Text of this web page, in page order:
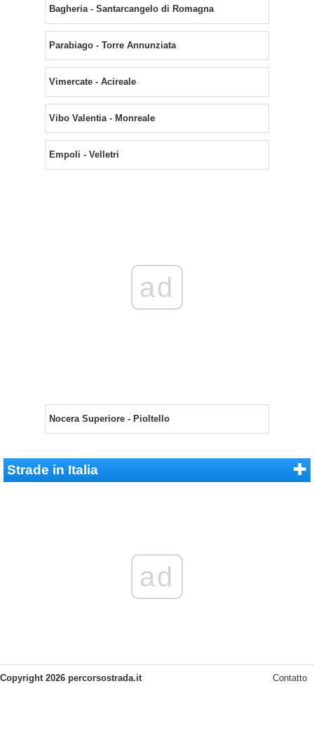
Bagheria - Santarcangelo di Romagna
Parabiago - Torre Annunziata
Vimercate - Acireale
Vibo Valentia - Monreale
Empoli - Velletri
ad
Nocera Superiore - Pioltello
Strade in Italia
ad
Copyright 2026 percorsostrada.it Contatto